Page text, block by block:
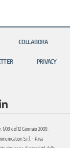
COLLABORA
PRIVACY
09 del 12 Gennaio 2009.
S.r.l. – P.iva